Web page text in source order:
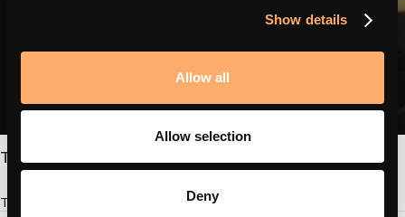
Show details
Allow all
Allow selection
Deny
Tietoja
Tutustu amina charging